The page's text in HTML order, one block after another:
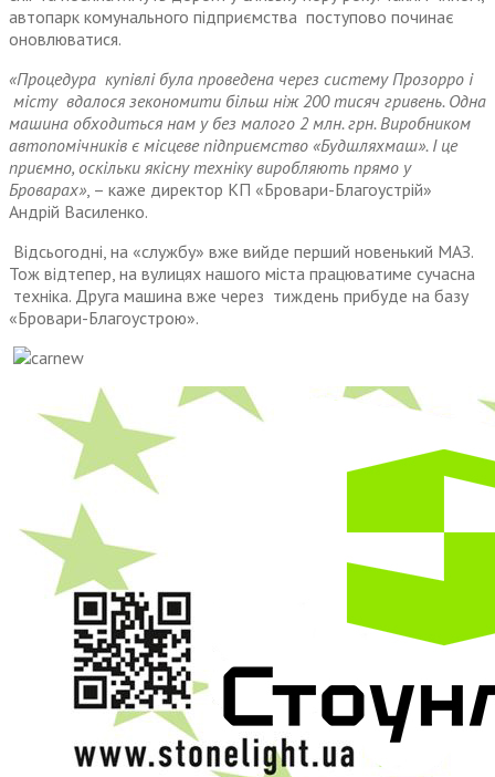
автопарк комунального підприємства поступово починає
оновлюватися.
«Процедура купівлі була проведена через систему Прозорро і
місту вдалося зекономити більш ніж 200 тисяч гривень. Одна
машина обходиться нам у без малого 2 млн. грн. Виробником
автопомічників є місцеве підприємство «Будшляхмаш». І це
приємно, оскільки якісну техніку виробляють прямо у
Броварах», – каже директор КП «Бровари-Благоустрій»
Андрій Василенко.
Відсьогодні, на «службу» вже вийде перший новенький МАЗ.
Тож відтепер, на вулицях нашого міста працюватиме сучасна
техніка. Друга машина вже через тиждень прибуде на базу
«Бровари-Благоустрою».